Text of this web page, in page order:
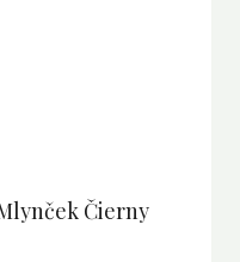
Čierny